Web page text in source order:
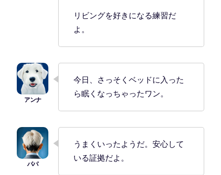
リビングを好きになる練習だ
よ。
今日、さっそくベッドに入った
ら眠くなっちゃったワン。
うまくいったようだ。安心して
いる証拠だよ。